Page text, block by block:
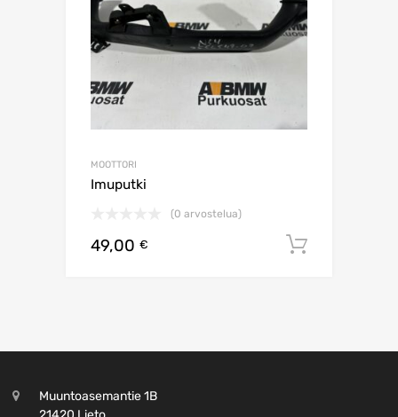
MOOTTORI
Imuputki
(0 arvostelua)
49,00 €
Muuntoasemantie 1B